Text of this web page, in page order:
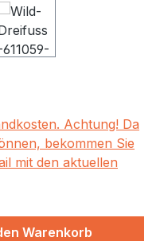
Achtung! Da
bekommen Sie
mit den aktuellen
Warenkorb